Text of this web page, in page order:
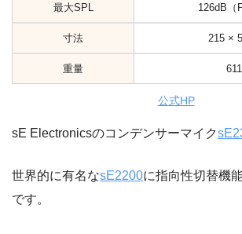
最大SPL 126dB（
寸法 215 ×
重量
公式HP
sE Electronicsのコンデンサーマイク
世界的に有名なsE2200に指向性切替機
です。